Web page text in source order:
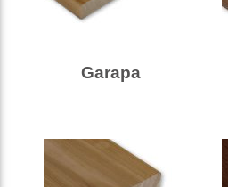
Garapa